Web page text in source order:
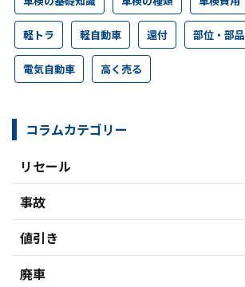
軽トラ 軽自動車 還付 部位・部品
電気自動車 高く売る
コラムカテゴリー
リセール
事故
値引き
廃車